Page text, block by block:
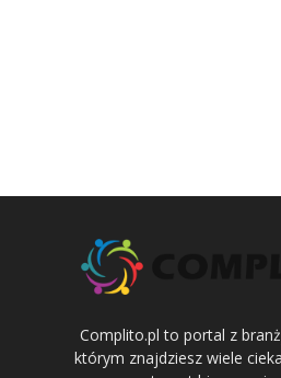
Complito.pl to portal z
którym znajdziesz wiele